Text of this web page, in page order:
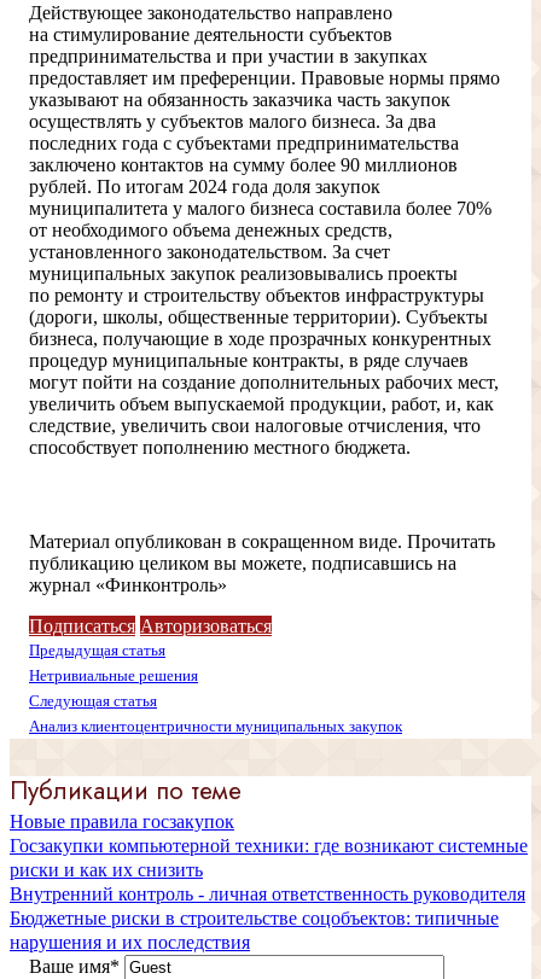
Действующее законодательство направлено
на стимулирование деятельности субъектов
предпринимательства и при участии в закупках
предоставляет им преференции. Правовые нормы прямо
указывают на обязанность заказчика часть закупок
осуществлять у субъектов малого бизнеса. За два
последних года с субъектами предпринимательства
заключено контактов на сумму более 90 миллионов
рублей. По итогам 2024 года доля закупок
муниципалитета у малого бизнеса составила более 70%
от необходимого объема денежных средств,
установленного законодательством. За счет
муниципальных закупок реализовывались проекты
по ремонту и строительству объектов инфраструктуры
(дороги, школы, общественные территории). Субъекты
бизнеса, получающие в ходе прозрачных конкурентных
процедур муниципальные контракты, в ряде случаев
могут пойти на создание дополнительных рабочих мест,
увеличить объем выпускаемой продукции, работ, и, как
следствие, увеличить свои налоговые отчисления, что
способствует пополнению местного бюджета.
Материал опубликован в сокращенном виде. Прочитать
публикацию целиком вы можете, подписавшись на
журнал «Финконтроль»
Подписаться Авторизоваться
Предыдущая статья
Нетривиальные решения
Следующая статья
Анализ клиентоцентричности муниципальных закупок
Публикации по теме
Новые правила госзакупок
Госзакупки компьютерной техники: где возникают системные
риски и как их снизить
Внутренний контроль - личная ответственность руководителя
Бюджетные риски в строительстве соцобъектов: типичные
нарушения и их последствия
Ваше имя*